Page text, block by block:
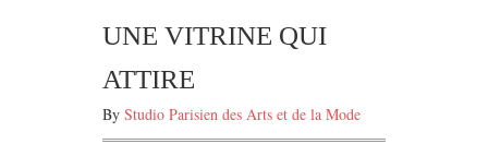
UNE VITRINE QUI
ATTIRE
By Studio Parisien des Arts et de la Mode